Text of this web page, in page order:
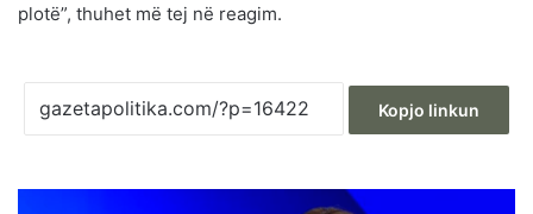
plotë”, thuhet më tej në reagim.
Kopjo linkun